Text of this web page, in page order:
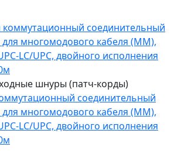
шнуры (патч-корды)
соединительный
многомодового кабеля (MM),
LC/UPC, двойного исполнения